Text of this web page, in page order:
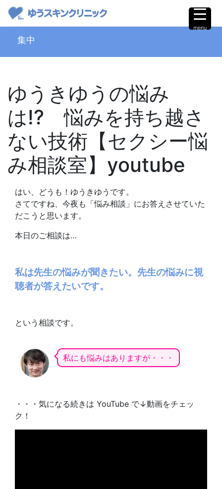
集中
ゆうきゆうの悩み
は!? 悩みを持ち越さ
ない技術【セクシー悩
み相談室】youtube
はい、どうも！ゆうきゆうです。
さてですね、今夜も「悩み相談」にお答えさせていた
だこうと思います。
本日のご相談は…
私は先生の悩みが聞きたい。先生の悩みに視
聴者が答えたいです。
という相談です。
私にも悩みはありますが・・・
・・・気になる続きは YouTube で↓動画をチェッ
ク！
menu